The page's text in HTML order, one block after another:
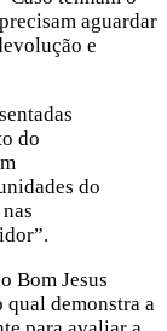
aguardar
e
do
do
Bom Jesus
demonstra a